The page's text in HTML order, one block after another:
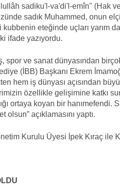
sadiku'l-va'di'l-emîn" (Hak
sadık Muhammed, onun
eteğinde uçları yarım
ifade yazıyordu.
spor ve sanat dünyasından
(İBB) Başkanı Ekrem
hem iş dünyası açısından
özellikle gelişimine katkı
ortaya koyan bir hanımefendi.
açıklamasını yaptı.
Kurulu Üyesi İpek Kıraç